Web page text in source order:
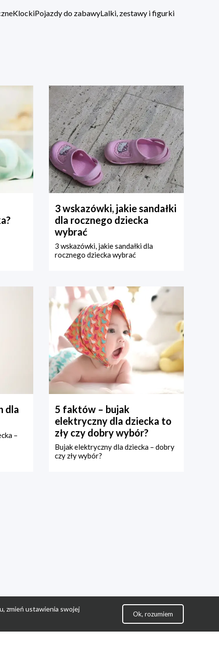
KlockiPojazdy do zabawyLalki, zestawy i figurki
3 wskazówki, jakie sandałki
dla rocznego dziecka
wybrać
3 wskazówki, jakie sandałki dla
rocznego dziecka wybrać
dla
–
5 faktów – bujak
elektryczny dla dziecka to
zły czy dobry wybór?
Bujak elektryczny dla dziecka – dobry
czy zły wybór?
zmień ustawienia swojej
Ok, rozumiem